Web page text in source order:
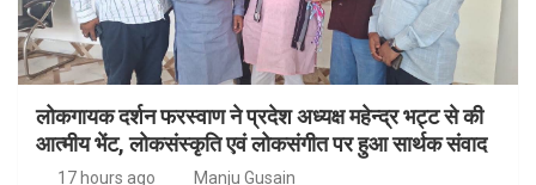
लोकगायक दर्शन फरस्वाण ने प्रदेश अध्यक्ष महेन्द्र भट्ट से की
आत्मीय भेंट, लोकसंस्कृति एवं लोकसंगीत पर हुआ सार्थक संवाद
17 hours ago Manju Gusain